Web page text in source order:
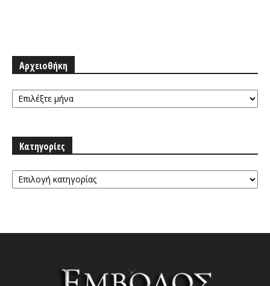
Αρχειοθήκη
Αρχειοθήκη
Κατηγορίες
Κατηγορίες